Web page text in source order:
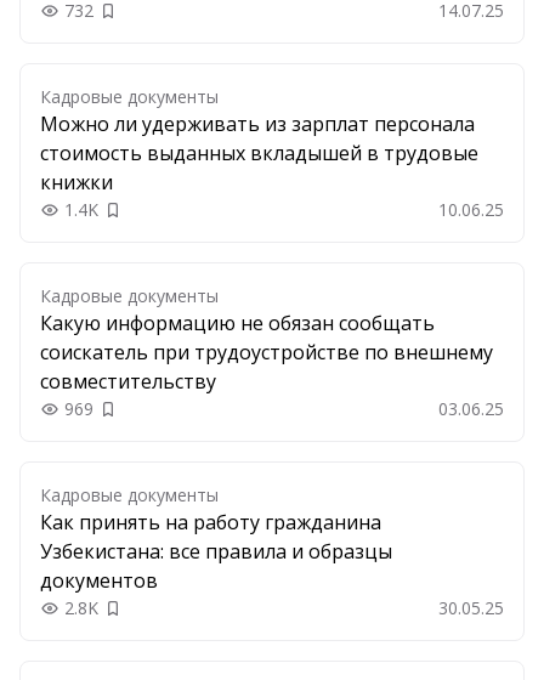
732 Добавить в закладки 14.07.25
Кадровые документы
Можно ли удерживать из зарплат персонала
стоимость выданных вкладышей в трудовые
книжки
1.4K Добавить в закладки 10.06.25
Кадровые документы
Какую информацию не обязан сообщать
соискатель при трудоустройстве по внешнему
совместительству
969 Добавить в закладки 03.06.25
Кадровые документы
Как принять на работу гражданина
Узбекистана: все правила и образцы
документов
2.8K Добавить в закладки 30.05.25